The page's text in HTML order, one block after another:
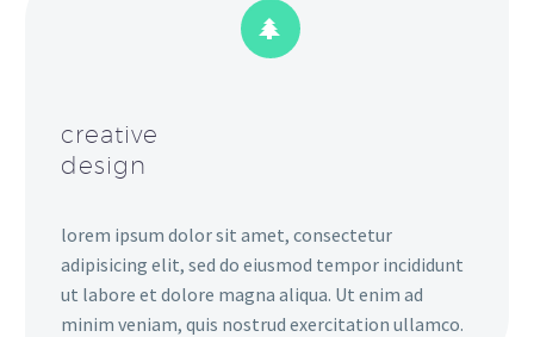


creative
design
lorem ipsum dolor sit amet, consectetur
adipisicing elit, sed do eiusmod tempor incididunt
ut labore et dolore magna aliqua. Ut enim ad
minim veniam, quis nostrud exercitation ullamco.